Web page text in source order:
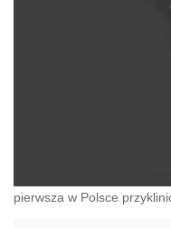
pierwsza w Polsce